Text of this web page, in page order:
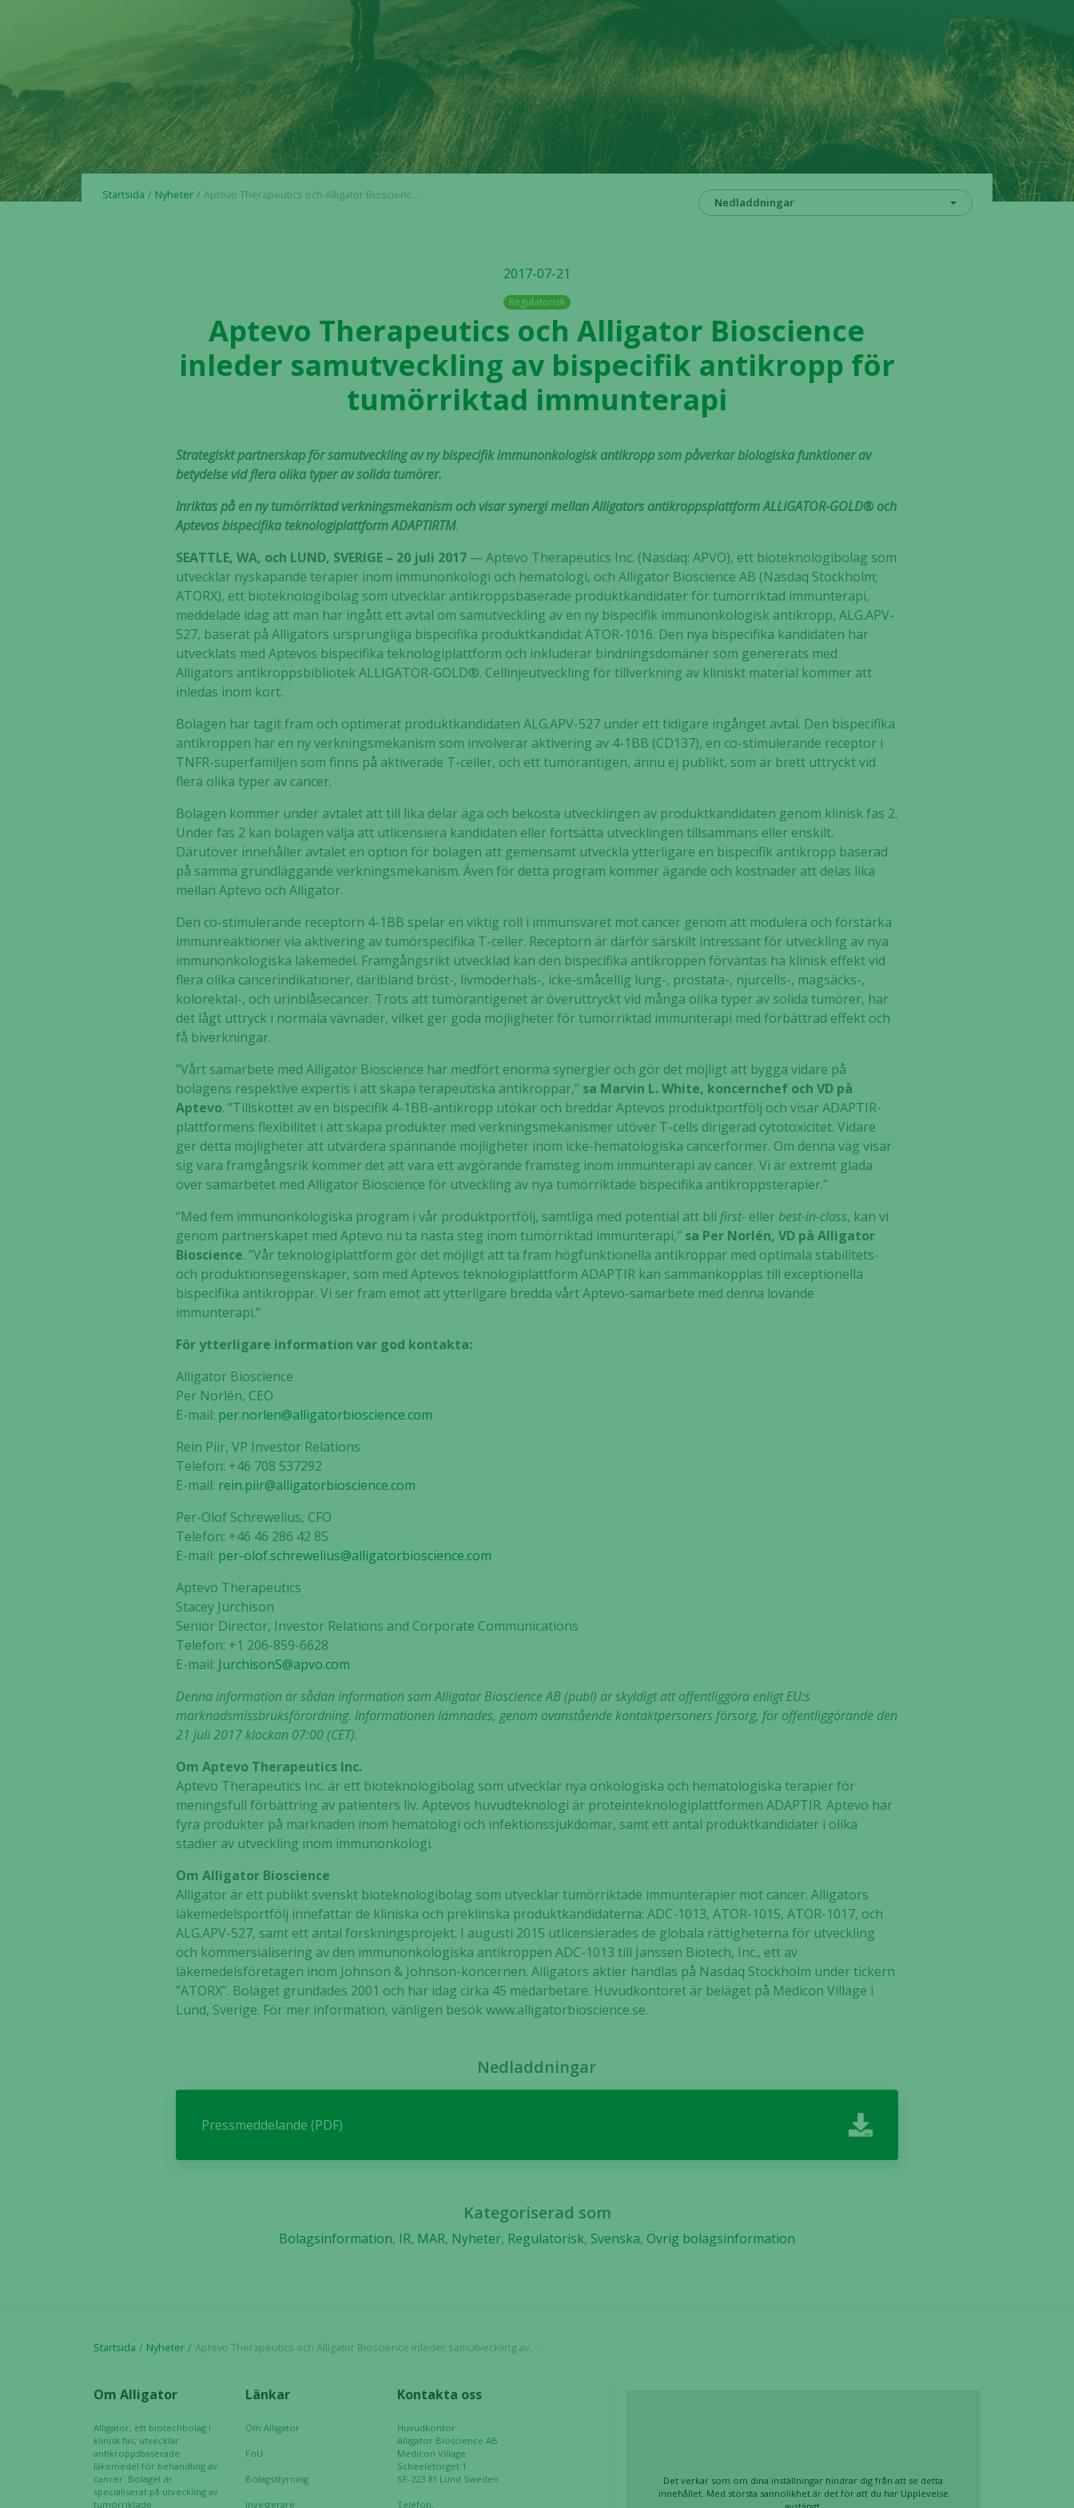
Startsida Nyheter Aptevo Therapeutics och Alligator Bioscience inleder samutveckling av bispecifik antikropp för tumörriktad immunterapi
Nedladdningar
2017-07-21
Regulatorisk
Aptevo Therapeutics och Alligator Bioscience
inleder samutveckling av bispecifik antikropp för
tumörriktad immunterapi
Strategiskt partnerskap för samutveckling av ny bispecifik immunonkologisk antikropp som påverkar biologiska funktioner av
betydelse vid flera olika typer av solida tumörer.
Inriktas på en ny tumörriktad verkningsmekanism och visar synergi mellan Alligators antikroppsplattform ALLIGATOR-GOLD® och
Aptevos bispecifika teknologiplattform ADAPTIRTM.
SEATTLE, WA, och LUND, SVERIGE – 20 juli 2017 — Aptevo Therapeutics Inc. (Nasdaq: APVO), ett bioteknologibolag som
utvecklar nyskapande terapier inom immunonkologi och hematologi, och Alligator Bioscience AB (Nasdaq Stockholm;
ATORX), ett bioteknologibolag som utvecklar antikroppsbaserade produktkandidater för tumörriktad immunterapi,
meddelade idag att man har ingått ett avtal om samutveckling av en ny bispecifik immunonkologisk antikropp, ALG.APV-
527, baserat på Alligators ursprungliga bispecifika produktkandidat ATOR-1016. Den nya bispecifika kandidaten har
utvecklats med Aptevos bispecifika teknologiplattform och inkluderar bindningsdomäner som genererats med
Alligators antikroppsbibliotek ALLIGATOR-GOLD®. Cellinjeutveckling för tillverkning av kliniskt material kommer att
inledas inom kort.
Bolagen har tagit fram och optimerat produktkandidaten ALG.APV-527 under ett tidigare ingånget avtal. Den bispecifika
antikroppen har en ny verkningsmekanism som involverar aktivering av 4-1BB (CD137), en co-stimulerande receptor i
TNFR-superfamiljen som finns på aktiverade T-celler, och ett tumörantigen, ännu ej publikt, som är brett uttryckt vid
flera olika typer av cancer.
Bolagen kommer under avtalet att till lika delar äga och bekosta utvecklingen av produktkandidaten genom klinisk fas 2.
Under fas 2 kan bolagen välja att utlicensiera kandidaten eller fortsätta utvecklingen tillsammans eller enskilt.
Därutöver innehåller avtalet en option för bolagen att gemensamt utveckla ytterligare en bispecifik antikropp baserad
på samma grundläggande verkningsmekanism. Även för detta program kommer ägande och kostnader att delas lika
mellan Aptevo och Alligator.
Den co-stimulerande receptorn 4-1BB spelar en viktig roll i immunsvaret mot cancer genom att modulera och förstärka
immunreaktioner via aktivering av tumörspecifika T-celler. Receptorn är därför särskilt intressant för utveckling av nya
immunonkologiska läkemedel. Framgångsrikt utvecklad kan den bispecifika antikroppen förväntas ha klinisk effekt vid
flera olika cancerindikationer, däribland bröst-, livmoderhals-, icke-småcellig lung-, prostata-, njurcells-, magsäcks-,
kolorektal-, och urinblåsecancer. Trots att tumörantigenet är överuttryckt vid många olika typer av solida tumörer, har
det lågt uttryck i normala vävnader, vilket ger goda möjligheter för tumörriktad immunterapi med förbättrad effekt och
få biverkningar.
”Vårt samarbete med Alligator Bioscience har medfört enorma synergier och gör det möjligt att bygga vidare på
bolagens respektive expertis i att skapa terapeutiska antikroppar,” sa Marvin L. White, koncernchef och VD på
Aptevo. ”Tillskottet av en bispecifik 4-1BB-antikropp utökar och breddar Aptevos produktportfölj och visar ADAPTIR-
plattformens flexibilitet i att skapa produkter med verkningsmekanismer utöver T-cells dirigerad cytotoxicitet. Vidare
ger detta möjligheter att utvärdera spännande möjligheter inom icke-hematologiska cancerformer. Om denna väg visar
sig vara framgångsrik kommer det att vara ett avgörande framsteg inom immunterapi av cancer. Vi är extremt glada
över samarbetet med Alligator Bioscience för utveckling av nya tumörriktade bispecifika antikroppsterapier.”
“Med fem immunonkologiska program i vår produktportfölj, samtliga med potential att bli first- ellerbest-in-class, kan vi
genom partnerskapet med Aptevo nu ta nästa steg inom tumörriktad immunterapi,” sa Per Norlén, VD på Alligator
Bioscience. ”Vår teknologiplattform gör det möjligt att ta fram högfunktionella antikroppar med optimala stabilitets-
och produktionsegenskaper, som med Aptevos teknologiplattform ADAPTIR kan sammankopplas till exceptionella
bispecifika antikroppar. Vi ser fram emot att ytterligare bredda vårt Aptevo-samarbete med denna lovande
immunterapi.”
För ytterligare information var god kontakta:
Alligator Bioscience
Per Norlén, CEO
E-mail: per.norlen@alligatorbioscience.com
Rein Piir, VP Investor Relations
Telefon: +46 708 537292
E-mail: rein.piir@alligatorbioscience.com
Per-Olof Schrewelius, CFO
Telefon: +46 46 286 42 85
E-mail: per-olof.schrewelius@alligatorbioscience.com
Aptevo Therapeutics
Stacey Jurchison
Senior Director, Investor Relations and Corporate Communications
Telefon: +1 206-859-6628
E-mail: JurchisonS@apvo.com
Denna information är sådan information som Alligator Bioscience AB (publ) är skyldigt att offentliggöra enligt EU:s
marknadsmissbruksförordning. Informationen lämnades, genom ovanstående kontaktpersoners försorg, för offentliggörande den
21 juli 2017 klockan 07:00 (CET).
Om Aptevo Therapeutics Inc.
Aptevo Therapeutics Inc. är ett bioteknologibolag som utvecklar nya onkologiska och hematologiska terapier för
meningsfull förbättring av patienters liv. Aptevos huvudteknologi är proteinteknologiplattformen ADAPTIR. Aptevo har
fyra produkter på marknaden inom hematologi och infektionssjukdomar, samt ett antal produktkandidater i olika
stadier av utveckling inom immunonkologi.
Om Alligator Bioscience
Alligator är ett publikt svenskt bioteknologibolag som utvecklar tumörriktade immunterapier mot cancer. Alligators
läkemedelsportfölj innefattar de kliniska och preklinska produktkandidaterna: ADC-1013, ATOR-1015, ATOR-1017, och
ALG.APV-527, samt ett antal forskningsprojekt. I augusti 2015 utlicensierades de globala rättigheterna för utveckling
och kommersialisering av den immunonkologiska antikroppen ADC-1013 till Janssen Biotech, Inc., ett av
läkemedelsföretagen inom Johnson & Johnson-koncernen. Alligators aktier handlas på Nasdaq Stockholm under tickern
”ATORX”. Bolaget grundades 2001 och har idag cirka 45 medarbetare. Huvudkontoret är beläget på Medicon Village i
Lund, Sverige. För mer information, vänligen besök www.alligatorbioscience.se.
Nedladdningar
Pressmeddelande (PDF)
Kategoriserad som
Bolagsinformation, IR, MAR, Nyheter, Regulatorisk, Svenska, Övrig bolagsinformation
Startsida Nyheter Aptevo Therapeutics och Alligator Bioscience inleder samutveckling av bispecifik antikropp för tumörriktad immunterapi
Om Alligator
Alligator, ett biotechbolag i
klinisk fas, utvecklar
antikroppsbaserade
läkemedel för behandling av
cancer. Bolaget är
specialiserat på utveckling av
tumörriktade
Länkar
Om Alligator
FoU
Bolagsstyrning
Investerare
Kontakta oss
Huvudkontor
Alligator Bioscience AB
Medicon Village
Scheeletorget 1
SE-223 81 Lund Sweden
Telefon:
Det verkar som om dina inställningar hindrar dig från att se detta
innehållet. Med största sannolikhet är det för att du har Upplevelse
avstängt.
välja bort. De
taget ska
fungera.
För att vi ska
kunna
förbättra
uppbyggnad,
baserat på
hur hemsidan
används.
Upplevelse
bra som
möjligt
här kakorna
att försvinna
från